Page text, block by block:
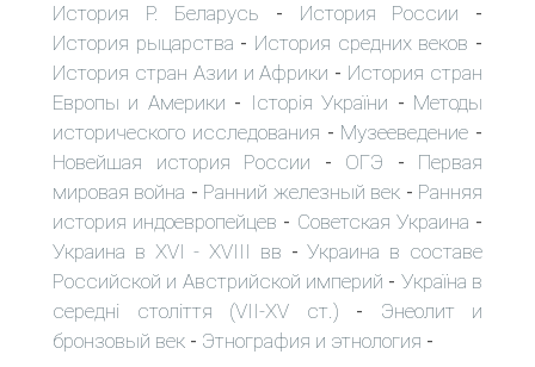
История Р. Беларусь - История России -
История рыцарства - История средних веков -
История стран Азии и Африки - История стран
Европы и Америки - Історія України - Методы
исторического исследования - Музееведение -
Новейшая история России - ОГЭ - Первая
мировая война - Ранний железный век - Ранняя
история индоевропейцев - Советская Украина -
Украина в XVI - XVIII вв -Украина в составе
Российской и Австрийской империй - Україна в
середні століття (VII-XV ст.) - Энеолит и
бронзовый век - Этнография и этнология -